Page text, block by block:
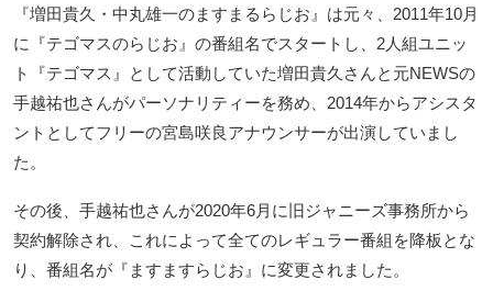
『増田貴久・中丸雄一のますまるらじお』は元々、2011年10月
に『テゴマスのらじお』の番組名でスタートし、2人組ユニッ
ト『テゴマス』として活動していた増田貴久さんと元NEWSの
手越祐也さんがパーソナリティーを務め、2014年からアシスタ
ントとしてフリーの宮島咲良アナウンサーが出演していまし
た。
その後、手越祐也さんが2020年6月に旧ジャニーズ事務所から
契約解除され、これによって全てのレギュラー番組を降板とな
り、番組名が『ますますらじお』に変更されました。